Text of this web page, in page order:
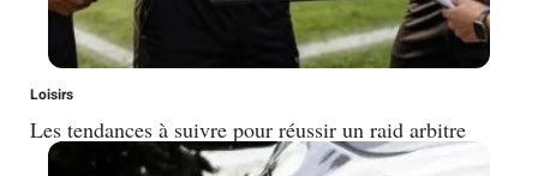
Loisirs
Les tendances à suivre pour réussir un raid arbitre